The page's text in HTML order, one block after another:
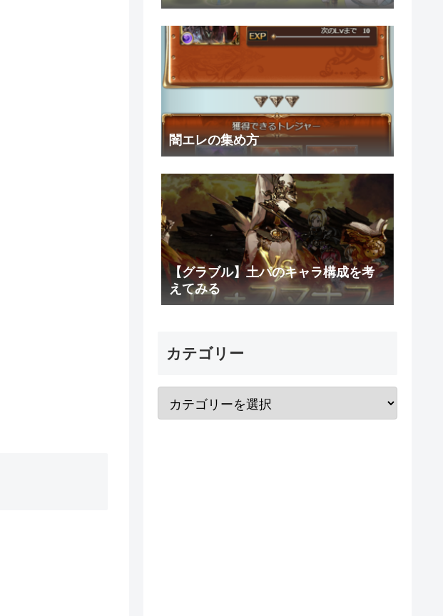
闇エレの集め方
【グラブル】土パのキャラ構成を考
えてみる
カテゴリー